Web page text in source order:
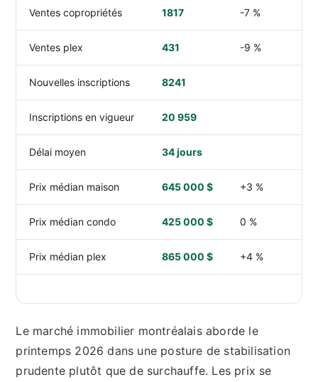
Ventes copropriétés 1817 -7 %
Ventes plex 431 -9 %
Nouvelles inscriptions 8241
Inscriptions en vigueur 20 959
Délai moyen 34 jours
Prix médian maison 645 000 $ +3 %
Prix médian condo 425 000 $ 0 %
Prix médian plex 865 000 $ +4 %
Le marché immobilier montréalais aborde le
printemps 2026 dans une posture de stabilisation
prudente plutôt que de surchauffe. Les prix se